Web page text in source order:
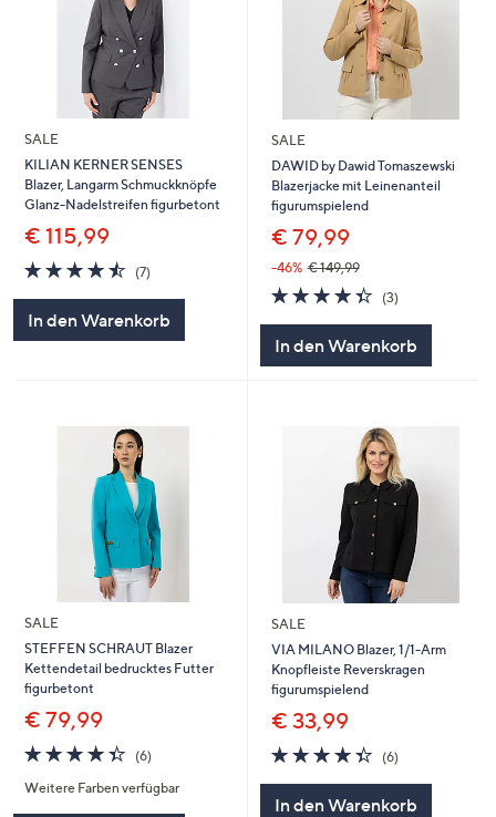
SALE
KILIAN KERNER SENSES
Blazer, Langarm Schmuckknöpfe
Glanz-Nadelstreifen figurbetont
€ 115,99
4.4
von
(7)7
In den Warenkorb
SALE
DAWID by Dawid Tomaszewski
Blazerjacke mit Leinenanteil
figurumspielend
€ 79,99
-46% € 149,99
4.3
von
(3)
In den Warenkorb
SALE
STEFFEN SCHRAUT Blazer
Kettendetail bedrucktes Futter
figurbetont
€ 79,99
4.3
von
5
(6)6
Weitere Farben verfügbar
SALE
VIA MILANO Blazer, 1/1-Arm
Knopfleiste Reverskragen
figurumspielend
€ 33,99
4.3
von
(6)6
In den Warenkorb